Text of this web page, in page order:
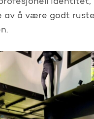
identitet,
av å være godt